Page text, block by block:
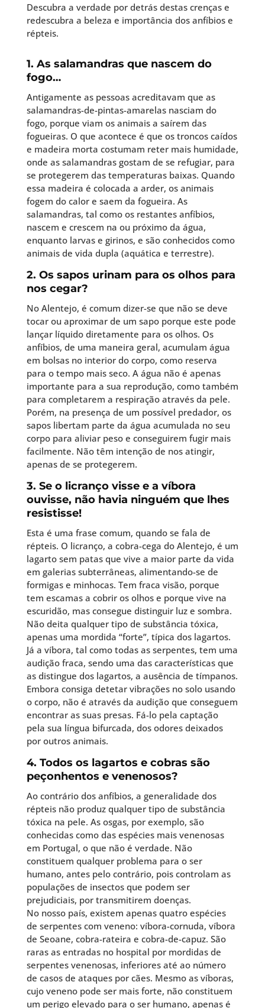
Descubra a verdade por detrás destas crenças e
redescubra a beleza e importância dos anfíbios e
répteis.
1. As salamandras que nascem do
fogo…
Antigamente as pessoas acreditavam que as
salamandras-de-pintas-amarelas nasciam do
fogo, porque viam os animais a saírem das
fogueiras. O que acontece é que os troncos caídos
e madeira morta costumam reter mais humidade,
onde as salamandras gostam de se refugiar, para
se protegerem das temperaturas baixas. Quando
essa madeira é colocada a arder, os animais
fogem do calor e saem da fogueira. As
salamandras, tal como os restantes anfíbios,
nascem e crescem na ou próximo da água,
enquanto larvas e girinos, e são conhecidos como
animais de vida dupla (aquática e terrestre).
2. Os sapos urinam para os olhos para
nos cegar?
No Alentejo, é comum dizer-se que não se deve
tocar ou aproximar de um sapo porque este pode
lançar líquido diretamente para os olhos. Os
anfíbios, de uma maneira geral, acumulam água
em bolsas no interior do corpo, como reserva
para o tempo mais seco. A água não é apenas
importante para a sua reprodução, como também
para completarem a respiração através da pele.
Porém, na presença de um possível predador, os
sapos libertam parte da água acumulada no seu
corpo para aliviar peso e conseguirem fugir mais
facilmente. Não têm intenção de nos atingir,
apenas de se protegerem.
3. Se o licranço visse e a víbora
ouvisse, não havia ninguém que lhes
resistisse!
Esta é uma frase comum, quando se fala de
répteis. O licranço, a cobra-cega do Alentejo, é um
lagarto sem patas que vive a maior parte da vida
em galerias subterrâneas, alimentando-se de
formigas e minhocas. Tem fraca visão, porque
tem escamas a cobrir os olhos e porque vive na
escuridão, mas consegue distinguir luz e sombra.
Não deita qualquer tipo de substância tóxica,
apenas uma mordida “forte”, típica dos lagartos.
Já a víbora, tal como todas as serpentes, tem uma
audição fraca, sendo uma das características que
as distingue dos lagartos, a ausência de tímpanos.
Embora consiga detetar vibrações no solo usando
o corpo, não é através da audição que conseguem
encontrar as suas presas. Fá-lo pela captação
pela sua língua bifurcada, dos odores deixados
por outros animais.
4. Todos os lagartos e cobras são
peçonhentos e venenosos?
Ao contrário dos anfíbios, a generalidade dos
répteis não produz qualquer tipo de substância
tóxica na pele. As osgas, por exemplo, são
conhecidas como das espécies mais venenosas
em Portugal, o que não é verdade. Não
constituem qualquer problema para o ser
humano, antes pelo contrário, pois controlam as
populações de insectos que podem ser
prejudiciais, por transmitirem doenças.
No nosso país, existem apenas quatro espécies
de serpentes com veneno: víbora-cornuda, víbora
de Seoane, cobra-rateira e cobra-de-capuz. São
raras as entradas no hospital por mordidas de
serpentes venenosas, inferiores até ao número
de casos de ataques por cães. Mesmo as víboras,
cujo veneno pode ser mais forte, não constituem
um perigo elevado para o ser humano, apenas é